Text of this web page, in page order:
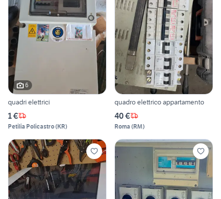
6
quadri elettrici
1 €
Petilia Policastro(KR)
quadro elettrico appartamento
40 €
Roma (RM)